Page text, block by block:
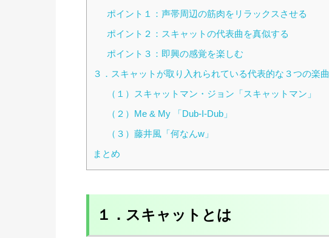
ポイント１：声帯周辺の筋肉をリラックスさせる
ポイント２：スキャットの代表曲を真似する
ポイント３：即興の感覚を楽しむ
３．スキャットが取り入れられている代表的な３つの楽曲
（１）スキャットマン・ジョン「スキャットマン」
（２）Me & My 「Dub-I-Dub」
（３）藤井風「何なんw」
まとめ
１．スキャットとは